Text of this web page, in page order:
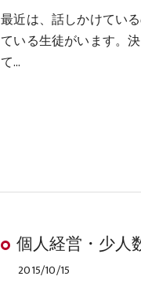
最近は、話しかけてい
ている生徒がいます。
て…
個人経営・少人
2015/10/15